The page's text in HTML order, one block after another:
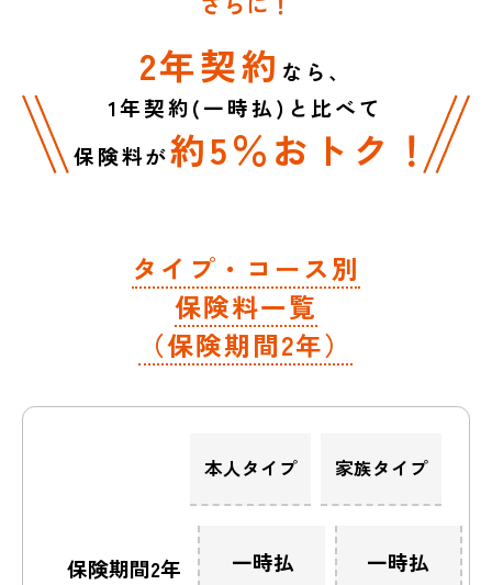
2年契約 なら、
1年契約(一時払)と比べて
保険料が約5％おトク！
タイプ・コース別
保険料一覧
（保険期間2年）
本人タイプ 家族タイプ
保険期間2年 一時払 一時払